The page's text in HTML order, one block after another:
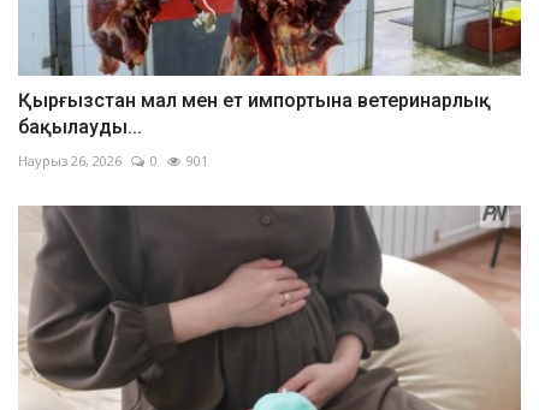
Қырғызстан мал мен ет импортына ветеринарлық
бақылауды...
Наурыз 26, 2026 0 901